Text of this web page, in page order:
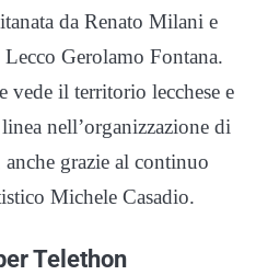
da Renato Milani e
Gerolamo Fontana.
vede il territorio lecchese e
nell’organizzazione di
grazie al continuo
Michele Casadio.
Telethon